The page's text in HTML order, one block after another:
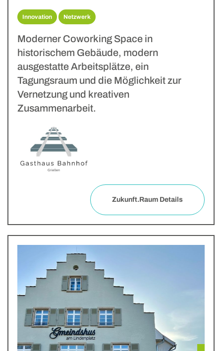
Innovation Netzwerk
Moderner Coworking Space in
historischem Gebäude, modern
ausgestatte Arbeitsplätze, ein
Tagungsraum und die Möglichkeit zur
Vernetzung und kreativen
Zusammenarbeit.
Zukunft.Raum Details